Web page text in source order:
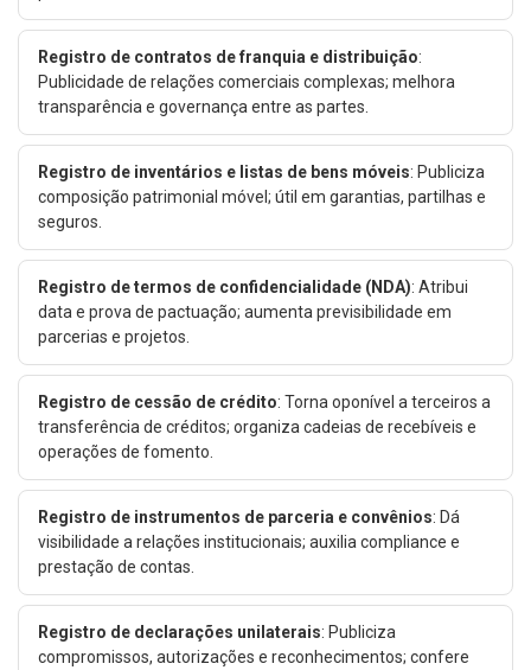
Registro de contratos de franquia e distribuição:
Publicidade de relações comerciais complexas; melhora
transparência e governança entre as partes.
Registro de inventários e listas de bens móveis: Publiciza
composição patrimonial móvel; útil em garantias, partilhas e
seguros.
Registro de termos de confidencialidade (NDA): Atribui
data e prova de pactuação; aumenta previsibilidade em
parcerias e projetos.
Registro de cessão de crédito: Torna oponível a terceiros a
transferência de créditos; organiza cadeias de recebíveis e
operações de fomento.
Registro de instrumentos de parceria e convênios: Dá
visibilidade a relações institucionais; auxilia compliance e
prestação de contas.
Registro de declarações unilaterais: Publiciza
compromissos, autorizações e reconhecimentos; confere